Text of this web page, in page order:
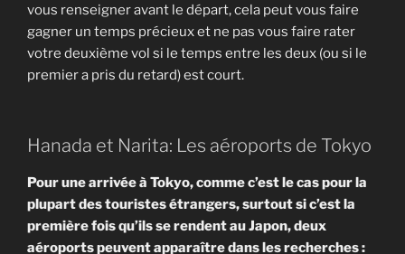
vous renseigner avant le départ, cela peut vous faire
gagner un temps précieux et ne pas vous faire rater
votre deuxième vol si le temps entre les deux (ou si le
premier a pris du retard) est court.
Hanada et Narita: Les aéroports de Tokyo
Pour une arrivée à Tokyo, comme c’est le cas pour la
plupart des touristes étrangers, surtout si c’est la
première fois qu’ils se rendent au Japon, deux
aéroports peuvent apparaître dans les recherches :